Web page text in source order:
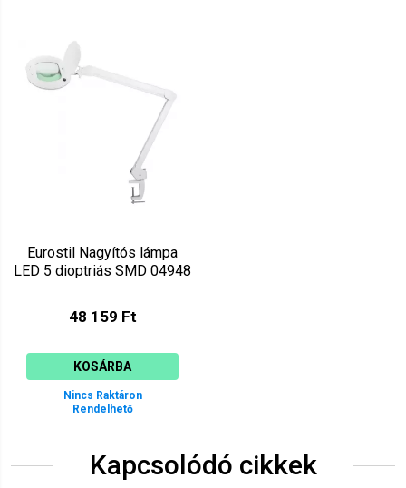
Eurostil Nagyítós lámpa
LED 5 dioptriás SMD 04948
48 159 Ft
KOSÁRBA
Nincs Raktáron
Rendelhető
Kapcsolódó cikkek